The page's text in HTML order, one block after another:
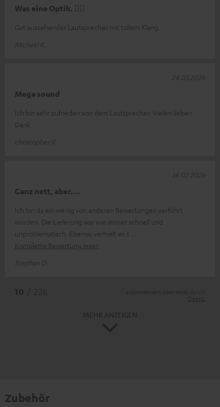
Was eine Optik. 👍🏼
Gut aussehender Lautsprecher mit tollem Klang.
Michael K.
Mega sound
Ich bin sehr zufrieden von dem Lautsprecher. Vielen lieben
Dank
christopher K.
24.03.2026
Ganz nett, aber....
Ich bin da ein wenig von anderen Bewertungen verführt
worden. Die Lieferung war wie immer schnell und
unproblematisch. Ebenso verhielt es s
Komplette Bewertung lesen
Stephan D.
14.02.2026
Zubehör